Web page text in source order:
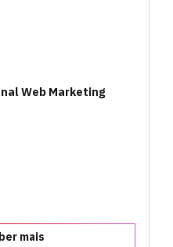
Web Marketing
mais